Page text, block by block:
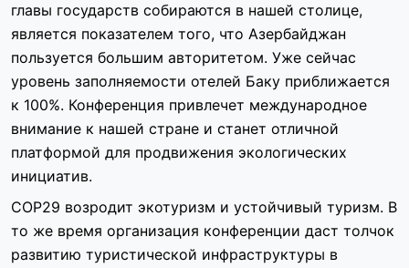
главы государств собираются в нашей столице,
является показателем того, что Азербайджан
пользуется большим авторитетом. Уже сейчас
уровень заполняемости отелей Баку приближается
к 100%. Конференция привлечет международное
внимание к нашей стране и станет отличной
платформой для продвижения экологических
инициатив.
COP29 возродит экотуризм и устойчивый туризм. В
то же время организация конференции даст толчок
развитию туристической инфраструктуры в